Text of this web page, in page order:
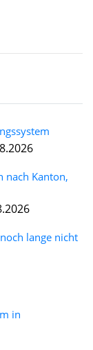
nach Kanton,
lange nicht
in